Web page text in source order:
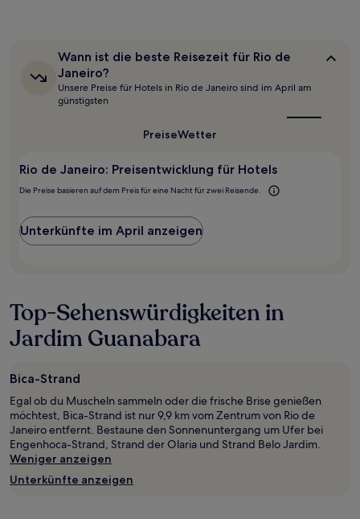
24 Stunden
Aufenthalt
2 Erwachsenen
wurde.
und
Verfügbarkeiten
können
zusätzliche
Bedingungen
Wann
ist
die
beste
Reisezeit
Wann ist die beste Reisezeit für Rio de
Janeiro?
Unsere Preise für Hotels in Rio de Janeiro sind im April am
günstigsten
PreiseWetter
Rio de Janeiro: Preisentwicklung für Hotels
Die Preise basieren auf dem Preis für eine Nacht für zwei Reisende.
Unterkünfte im April anzeigen
Top-Sehenswürdigkeiten in
Jardim Guanabara
Bica-Strand
Egal ob du Muscheln sammeln oder die frische Brise genießen
möchtest, Bica-Strand ist nur 9,9 km vom Zentrum von Rio de
Janeiro entfernt. Bestaune den Sonnenuntergang um Ufer bei
Engenhoca-Strand, Strand der Olaria und Strand Belo Jardim.
Weniger anzeigen
Unterkünfte anzeigen